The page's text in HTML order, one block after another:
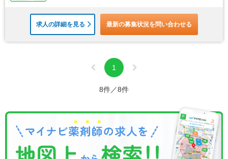
求人の詳細を見る 最新の募集状況を問い合わせる
1
8件／8件